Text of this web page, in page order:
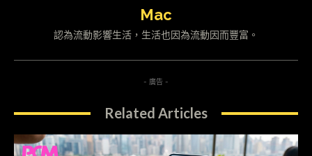
Mac
認為流動影響生活，生活也因為流動因而豐富。
- 廣告 -
Related Articles